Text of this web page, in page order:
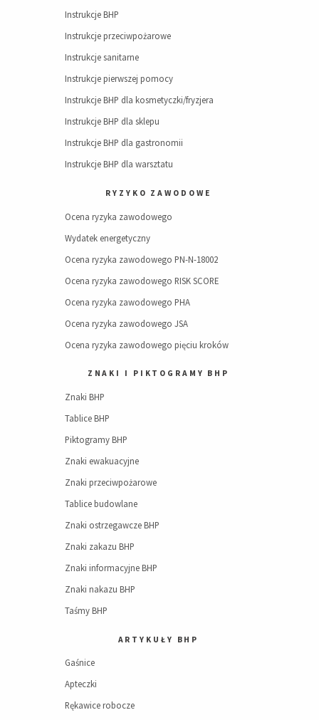
Instrukcje BHP
Instrukcje przeciwpożarowe
Instrukcje sanitarne
Instrukcje pierwszej pomocy
Instrukcje BHP dla kosmetyczki/fryzjera
Instrukcje BHP dla sklepu
Instrukcje BHP dla gastronomii
Instrukcje BHP dla warsztatu
RYZYKO ZAWODOWE
Ocena ryzyka zawodowego
Wydatek energetyczny
Ocena ryzyka zawodowego PN-N-18002
Ocena ryzyka zawodowego RISK SCORE
Ocena ryzyka zawodowego PHA
Ocena ryzyka zawodowego JSA
Ocena ryzyka zawodowego pięciu kroków
ZNAKI I PIKTOGRAMY BHP
Znaki BHP
Tablice BHP
Piktogramy BHP
Znaki ewakuacyjne
Znaki przeciwpożarowe
Tablice budowlane
Znaki ostrzegawcze BHP
Znaki zakazu BHP
Znaki informacyjne BHP
Znaki nakazu BHP
Taśmy BHP
ARTYKUŁY BHP
Gaśnice
Apteczki
Rękawice robocze